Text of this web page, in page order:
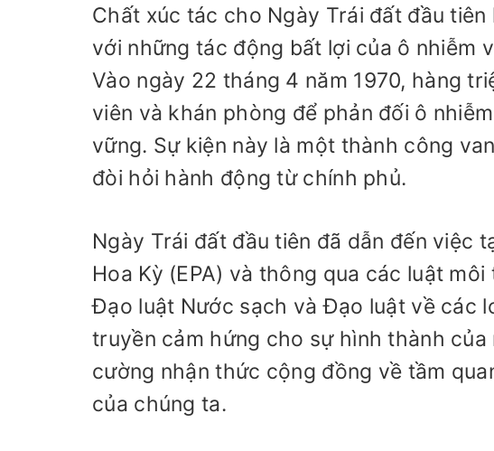
Chất xúc tác cho Ngày Trái đất đầu
với những tác động bất lợi của ô nhiễm
Vào ngày 22 tháng 4 năm 1970, hàng
viên và khán phòng để phản đối ô
vững. Sự kiện này là một thành công
đòi hỏi hành động từ chính phủ.
Ngày Trái đất đầu tiên đã dẫn đến việc
Hoa Kỳ (EPA) và thông qua các luật
Đạo luật Nước sạch và Đạo luật về các
truyền cảm hứng cho sự hình thành
cường nhận thức cộng đồng về tầm
của chúng ta.